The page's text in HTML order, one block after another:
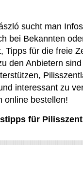
sucht man
bei Bekannten
für die freie
den Anbietern
interessant zu
online bestellen!
für